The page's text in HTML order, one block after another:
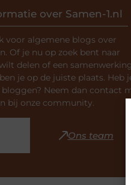
over Samen-1.nl
voor algemene blogs over
Of je nu op zoek bent naar
delen of een samenwerking
je op de juiste plaats. Heb
Neem dan contact
bij onze community.
Ons team